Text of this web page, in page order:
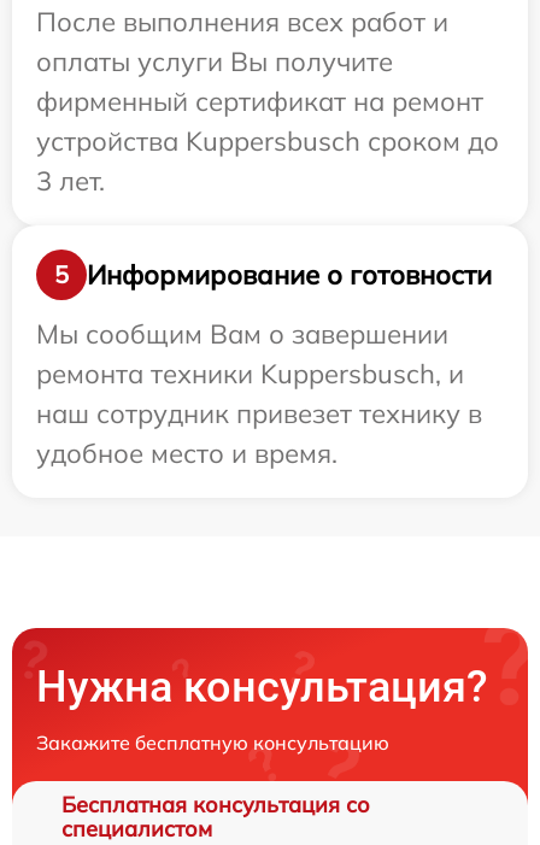
После выполнения всех работ и
оплаты услуги Вы получите
фирменный сертификат на ремонт
устройства Kuppersbusch сроком до
3 лет.
5
Информирование о готовности
Мы сообщим Вам о завершении
ремонта техники Kuppersbusch, и
наш сотрудник привезет технику в
удобное место и время.
Нужна консультация?
Закажите бесплатную консультацию
Бесплатная консультация со
специалистом